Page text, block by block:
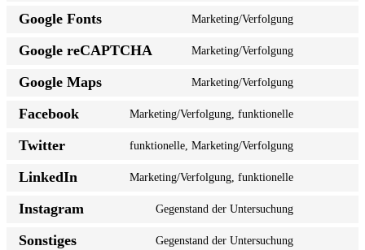
Google Fonts Marketing/Verfolgung
Google reCAPTCHA Marketing/Verfolgung
Google Maps Marketing/Verfolgung
Facebook Marketing/Verfolgung, funktionelle
Twitter funktionelle, Marketing/Verfolgung
LinkedIn Marketing/Verfolgung, funktionelle
Instagram Gegenstand der Untersuchung
Sonstiges Gegenstand der Untersuchung